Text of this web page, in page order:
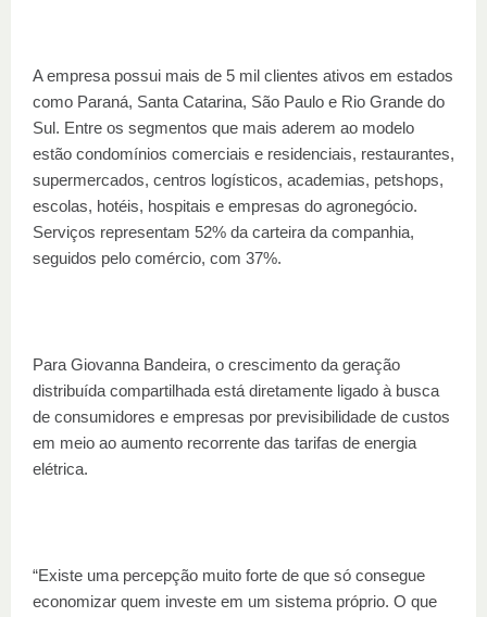
A empresa possui mais de 5 mil clientes ativos em estados
como Paraná, Santa Catarina, São Paulo e Rio Grande do
Sul. Entre os segmentos que mais aderem ao modelo
estão condomínios comerciais e residenciais, restaurantes,
supermercados, centros logísticos, academias, petshops,
escolas, hotéis, hospitais e empresas do agronegócio.
Serviços representam 52% da carteira da companhia,
seguidos pelo comércio, com 37%.
Para Giovanna Bandeira, o crescimento da geração
distribuída compartilhada está diretamente ligado à busca
de consumidores e empresas por previsibilidade de custos
em meio ao aumento recorrente das tarifas de energia
elétrica.
“Existe uma percepção muito forte de que só consegue
economizar quem investe em um sistema próprio. O que